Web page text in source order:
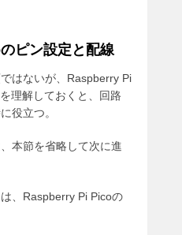
ピン設定と配線
はないが、Raspberry Pi
理解しておくと、回路
役立つ。
本節を省略して次に進
、Raspberry Pi Picoの